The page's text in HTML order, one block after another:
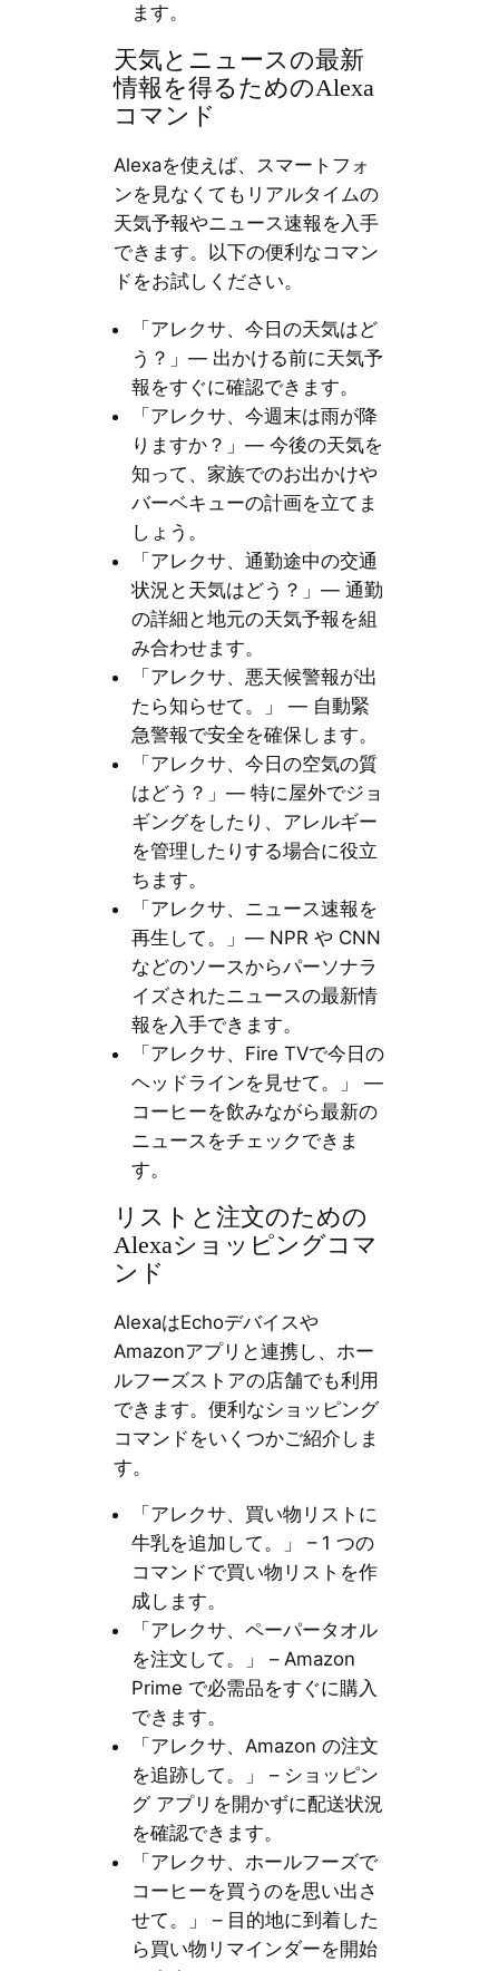
ます。
天気とニュースの最新
情報を得るためのAlexa
コマンド
Alexaを使えば、スマートフォ
ンを見なくてもリアルタイムの
天気予報やニュース速報を入手
できます。以下の便利なコマン
ドをお試しください。
「アレクサ、今日の天気はど
う？」— 出かける前に天気予
報をすぐに確認できます。
「アレクサ、今週末は雨が降
りますか？」— 今後の天気を
知って、家族でのお出かけや
バーベキューの計画を立てま
しょう。
「アレクサ、通勤途中の交通
状況と天気はどう？」— 通勤
の詳細と地元の天気予報を組
み合わせます。
「アレクサ、悪天候警報が出
たら知らせて。」 — 自動緊
急警報で安全を確保します。
「アレクサ、今日の空気の質
はどう？」— 特に屋外でジョ
ギングをしたり、アレルギー
を管理したりする場合に役立
ちます。
「アレクサ、ニュース速報を
再生して。」— NPR や CNN
などのソースからパーソナラ
イズされたニュースの最新情
報を入手できます。
「アレクサ、Fire TVで今日の
ヘッドラインを見せて。」 —
コーヒーを飲みながら最新の
ニュースをチェックできま
す。
リストと注文のための
Alexaショッピングコマ
ンド
AlexaはEchoデバイスや
Amazonアプリと連携し、ホー
ルフーズストアの店舗でも利用
できます。便利なショッピング
コマンドをいくつかご紹介しま
す。
「アレクサ、買い物リストに
牛乳を追加して。」 – 1 つの
コマンドで買い物リストを作
成します。
「アレクサ、ペーパータオル
を注文して。」 – Amazon
Prime で必需品をすぐに購入
できます。
「アレクサ、Amazon の注文
を追跡して。」 – ショッピン
グ アプリを開かずに配送状況
を確認できます。
「アレクサ、ホールフーズで
コーヒーを買うのを思い出さ
せて。」 – 目的地に到着した
ら買い物リマインダーを開始